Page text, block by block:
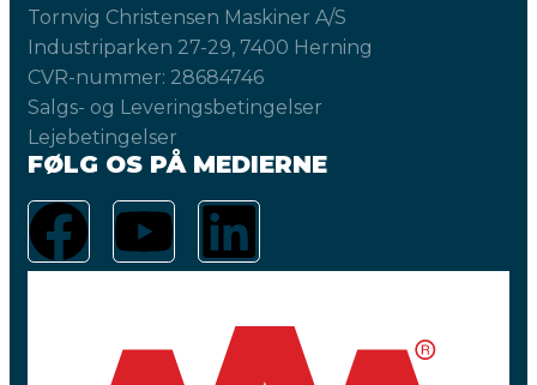
Tornvig Christensen Maskiner A/S
Industriparken 27-29, 7400 Herning
CVR-nummer: 28684746
Salgs- og Leveringsbetingelser
Lejebetingelser
FØLG OS PÅ MEDIERNE